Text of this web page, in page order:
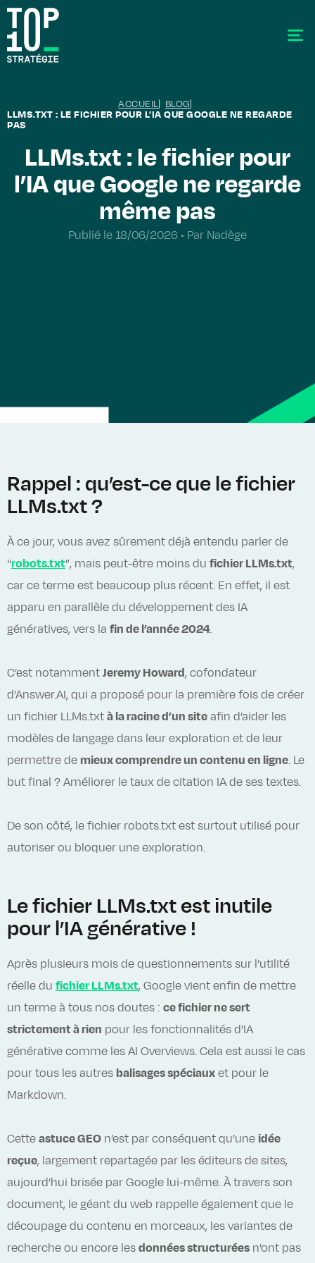
SEO - Référencement
GEO - Generative Engine Optimization
ACCUEIL
BLOG
LLMS.TXT : LE FICHIER POUR L’IA QUE GOOGLE NE REGARDE
PAS
LLMs.txt : le fichier pour
l’IA que Google ne regarde
même pas
Publié le 18/06/2026 • Par Nadège
Rappel : qu’est-ce que le fichier
LLMs.txt ?
À ce jour, vous avez sûrement déjà entendu parler de
“robots.txt”, mais peut-être moins du fichier LLMs.txt,
car ce terme est beaucoup plus récent. En effet, il est
apparu en parallèle du développement des IA
génératives, vers la fin de l’année 2024.
C’est notamment Jeremy Howard, cofondateur
d’Answer.AI, qui a proposé pour la première fois de créer
un fichier LLMs.txt à la racine d’un site afin d’aider les
modèles de langage dans leur exploration et de leur
permettre de mieux comprendre un contenu en ligne. Le
but final ? Améliorer le taux de citation IA de ses textes.
De son côté, le fichier robots.txt est surtout utilisé pour
autoriser ou bloquer une exploration.
Le fichier LLMs.txt est inutile
pour l’IA générative !
Après plusieurs mois de questionnements sur l’utilité
réelle du fichier LLMs.txt, Google vient enfin de mettre
un terme à tous nos doutes : ce fichier ne sert
strictement à rien pour les fonctionnalités d’IA
générative comme les AI Overviews. Cela est aussi le cas
pour tous les autres balisages spéciaux et pour le
Markdown.
Cette astuce GEO n’est par conséquent qu’une idée
reçue, largement repartagée par les éditeurs de sites,
aujourd’hui brisée par Google lui-même. À travers son
document, le géant du web rappelle également que le
découpage du contenu en morceaux, les variantes de
recherche ou encore les données structurées n’ont pas